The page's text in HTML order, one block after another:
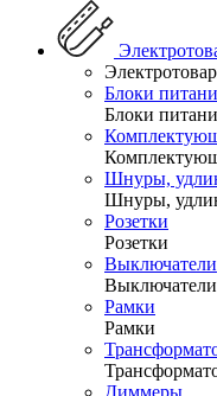
Блоки
Блоки
Шнуры,
Шнуры,
Розетки
Розетки
Выключатели
Выключатели
Рамки
Рамки
Диммеры